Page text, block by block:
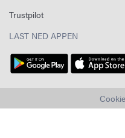
Trustpilot
LAST NED APPEN